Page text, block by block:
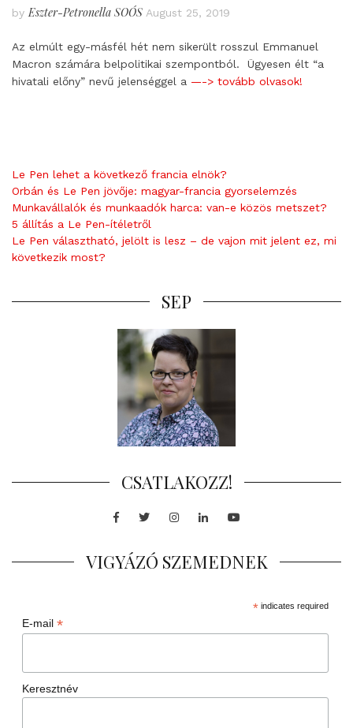
by Eszter-Petronella SOÓS August 25, 2019
Az elmúlt egy-másfél hét nem sikerült rosszul Emmanuel
Macron számára belpolitikai szempontból. Ügyesen élt “a
hivatali előny” nevű jelenséggel a —-> tovább olvasok!
Le Pen lehet a következő francia elnök?
Orbán és Le Pen jövője: magyar-francia gyorselemzés
Munkavállalók és munkaadók harca: van-e közös metszet?
5 állítás a Le Pen-ítéletről
Le Pen választható, jelölt is lesz – de vajon mit jelent ez, mi
következik most?
SEP
CSATLAKOZZ!
Facebook
TwitterInstagram
LinkedInYoutube
VIGYÁZÓ SZEMEDNEK
*indicates required
E-mail *
Keresztnév